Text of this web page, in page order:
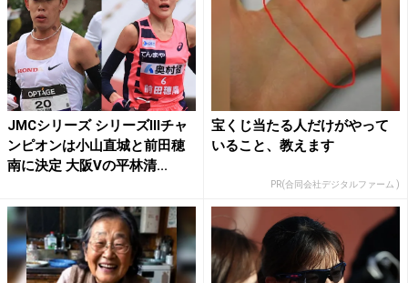
JMCシリーズ シリーズⅢチャ
ンピオンは小山直城と前田穂
南に決定 大阪Vの平林清...
宝くじ当たる人だけがやって
いること、教えます
PR(合同会社デジタルファーム )